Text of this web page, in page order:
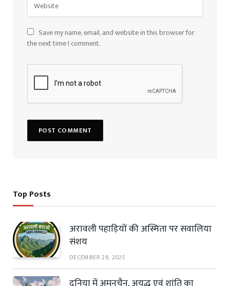
Save my name, email, and website in this browser for
the next time I comment.
Top Posts
अरावली पहाड़ियों की अस्मिता पर सवालिया
संशय
DECEMBER 28, 2025